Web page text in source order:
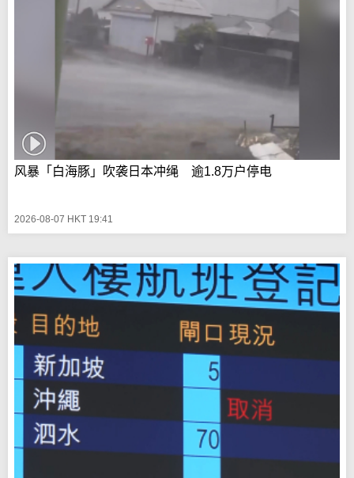
风暴「白海豚」吹袭日本冲绳 逾1.8万户停电
2026-08-07 HKT 19:41